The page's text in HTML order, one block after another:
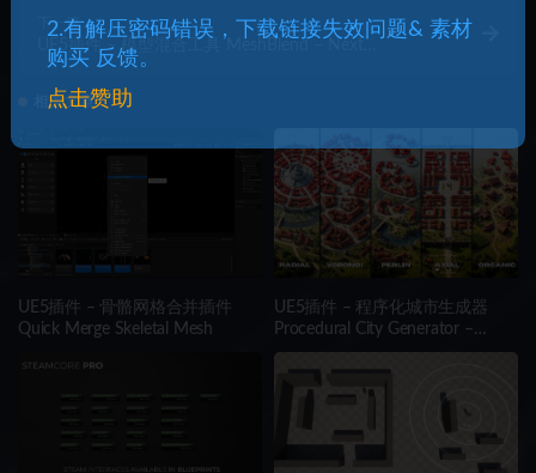
下一篇
UE5插件 – 模型混合工具 MeshBlend – Next
generation mesh blending without RVT
相关文章
UE5插件 – 骨骼网格合并插件
Quick Merge Skeletal Mesh
UE5插件 – 程序化城市生成器
Procedural City Generator –
OmniScape
2.有解压密码错误，下载链接失效问题& 素材
购买 反馈。
点击赞助